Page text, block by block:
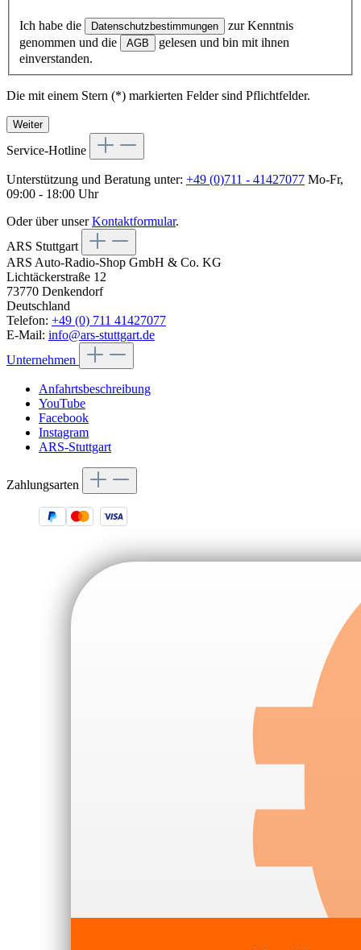
Ich habe die Datenschutzbestimmungen
zur Kenntnis
genommen und die
AGB
gelesen und bin mit ihnen
einverstanden.
Die mit einem Stern (*) markierten Felder sind Pflichtfelder.
Weiter
Service-Hotline
Unterstützung und Beratung unter: +49 (0)711 - 41427077 Mo-Fr,
09:00 - 18:00 Uhr
Oder über unserKontaktformular.
ARS Stuttgart
ARS Auto-Radio-Shop GmbH & Co. KG
Lichtäckerstraße 12
73770 Denkendorf
Deutschland
Telefon: +49 (0) 711 41427077
E-Mail: info@ars-stuttgart.de
Unternehmen
Anfahrtsbeschreibung
YouTube
Facebook
Instagram
ARS-Stuttgart
Zahlungsarten